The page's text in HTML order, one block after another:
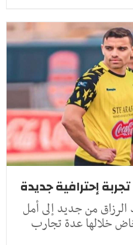
إحترافية جديدة
الرزاق من جديد إلى أمل
خلالها عدة تجارب